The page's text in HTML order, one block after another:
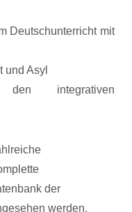
Deutschunterricht mit
und Asyl
integrativen
der
werden.